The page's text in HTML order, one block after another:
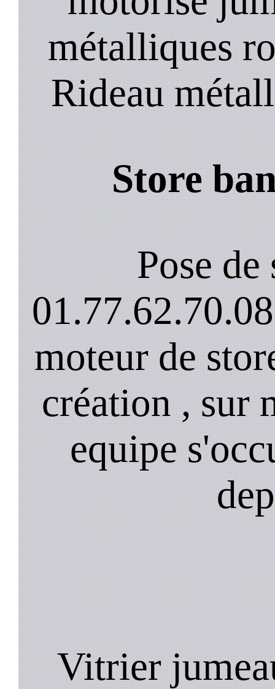
métalliques
Rideau
Store
Pose de
moteur de
création , sur
equipe
Vitrier